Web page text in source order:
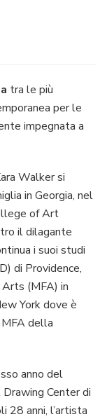
tra le più
per le
impegnata a
Walker si
in Georgia, nel
of Art
il dilagante
i suoi studi
di Providence,
(MFA) in
York dove è
della
anno del
Center di
28 anni, l’artista